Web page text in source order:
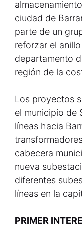
ciudad de
parte de un
reforzar el
departamento
región de la
Los proyectos
el municipio de
líneas hacia
cabecera
nueva
diferentes
líneas en la
PRIMER